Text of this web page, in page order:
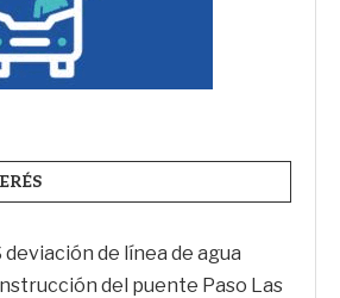
deviación de línea de agua
del puente Paso Las